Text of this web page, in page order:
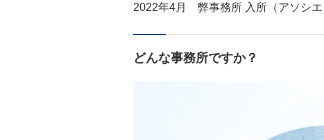
2022年4月 弊事務所 入所（アソシエ
どんな事務所ですか？